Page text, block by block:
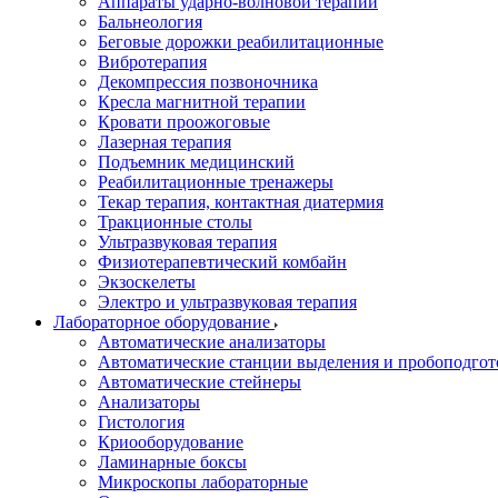
Бальнеология
Беговые дорожки реабилитационные
Вибротерапия
Декомпрессия позвоночника
Кресла магнитной терапии
Кровати проожоговые
Лазерная терапия
Подъемник медицинский
Реабилитационные тренажеры
Текар терапия, контактная диатермия
Тракционные столы
Ультразвуковая терапия
Физиотерапевтический комбайн
Экзоскелеты
Электро и ультразвуковая терапия
Лабораторное оборудование
Автоматические анализаторы
Автоматические станции выделения и
Автоматические стейнеры
Анализаторы
Гистология
Криооборудование
Ламинарные боксы
Микроскопы лабораторные